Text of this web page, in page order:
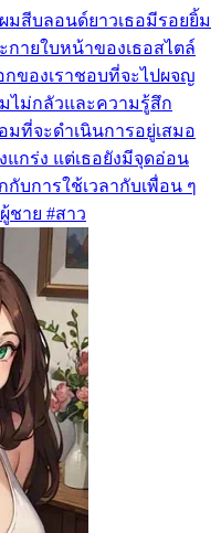
มสีบลอนด์ยาวเธอมีรอยยิ้ม
ายใบหน้าของเธอสไตล์
กของเราชอบที่จะไปผจญ
ไม่กลัวและความรู้สึก
มที่จะดำเนินการอยู่เสมอ
กร่ง แต่เธอยังมีจุดอ่อน
บการใช้เวลากับเพื่อน ๆ
ชาย #สาว